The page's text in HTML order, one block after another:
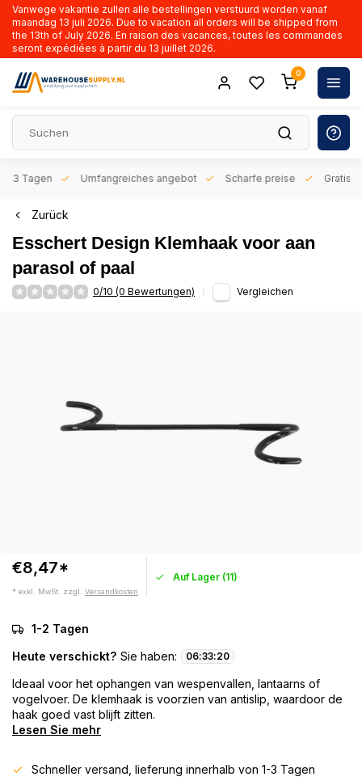
Vanwege vakantie zullen alle bestellingen verstuurd worden vanaf
maandag 13 juli 2026. Due to vacation all orders will be shipped from
the 13th of July 2026. En raison des vacances, toutes les commandes
seront expédiées à partir du 13 juillet 2026.
0
3 Tagen Umfangreiches angebot Scharfe preise Gratis
Zurück
Esschert Design Klemhaak voor aan
parasol of paal
0/10 (0 Bewertungen) Vergleichen
€8,47*
* exkl. MwSt. zzgl. Versandkosten
Auf Lager (11)
1-2 Tagen
Heute verschickt? Sie haben: 06:33:19
Ideaal voor het ophangen van wespenvallen, lantaarns of
vogelvoer. De klemhaak is voorzien van antislip, waardoor de
haak goed vast blijft zitten.
Lesen Sie mehr
Schneller versand, lieferung innerhalb von 1-3 Tagen